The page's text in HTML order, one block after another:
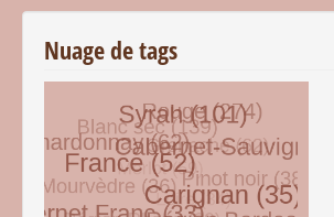
Nuage de tags